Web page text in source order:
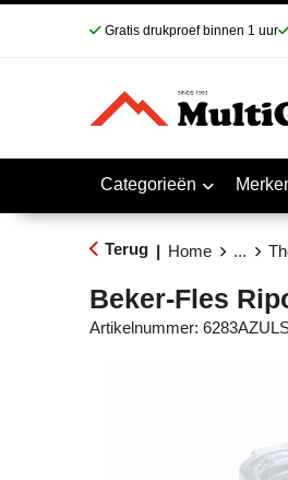
Gratis drukproef binnen 1 uur
Categorieën
Terug | Home ...
Beker-Fles
Artikelnummer: